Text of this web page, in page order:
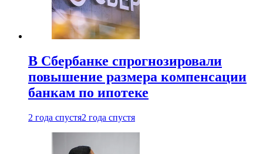
В Сбербанке спрогнозировали
повышение размера компенсации
банкам по ипотеке
2 года спустя2 года спустя